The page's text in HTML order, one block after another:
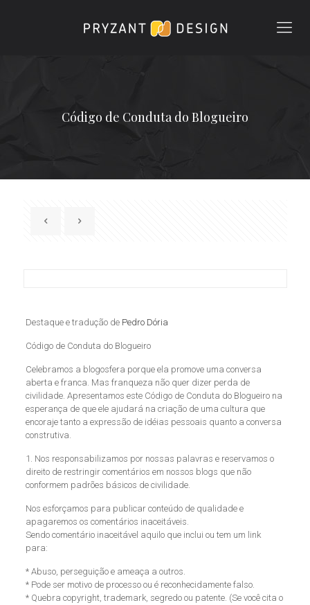
Código de Conduta do Blogueiro
Destaque e tradução de Pedro Dória
Código de Conduta do Blogueiro
Celebramos a blogosfera porque ela promove uma conversa
aberta e franca. Mas franqueza não quer dizer perda de
civilidade. Apresentamos este Código de Conduta do Blogueiro na
esperança de que ele ajudará na criação de uma cultura que
encoraje tanto a expressão de idéias pessoais quanto a conversa
construtiva.
1. Nos responsabilizamos por nossas palavras e reservamos o
direito de restringir comentários em nossos blogs que não
conformem padrões básicos de civilidade.
Nos esforçamos para publicar conteúdo de qualidade e
apagaremos os comentários inaceitáveis.
Sendo comentário inaceitável aquilo que inclui ou tem um link
para:
* Abuso, perseguição e ameaça a outros.
* Pode ser motivo de processo ou é reconhecidamente falso.
* Quebra copyright, trademark, segredo ou patente. (Se você cita o